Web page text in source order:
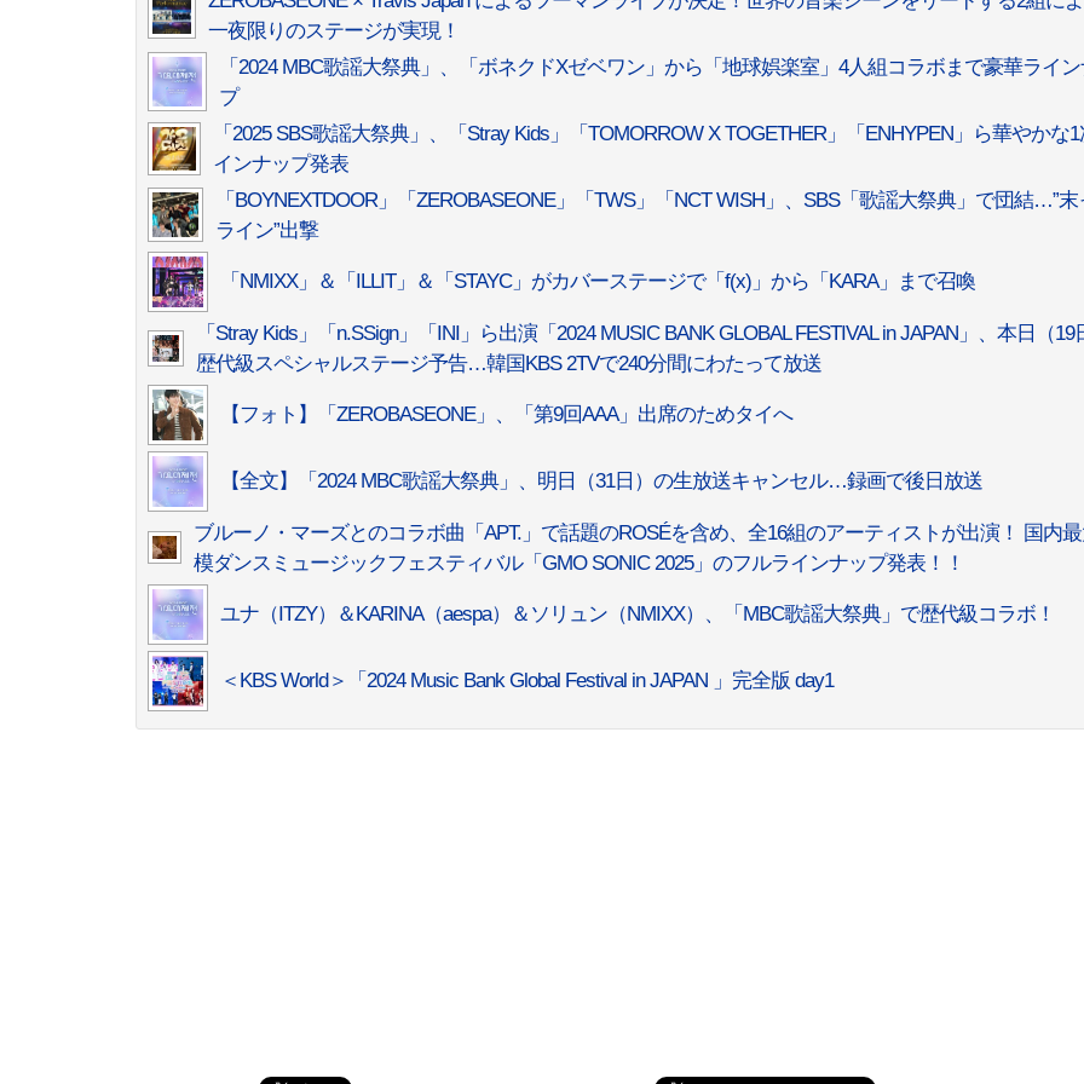
一夜限りのステージが実現！
「2024 MBC歌謡大祭典」、「ボネクドXゼベワン」から「地球娯楽室」4人組コラボまで豪華ライン
プ
「2025 SBS歌謡大祭典」、「Stray Kids」「TOMORROW X TOGETHER」「ENHYPEN」ら華やかな1
インナップ発表
「BOYNEXTDOOR」「ZEROBASEONE」「TWS」「NCT WISH」、SBS「歌謡大祭典」で団結…”末
ライン”出撃
「NMIXX」＆「ILLIT」＆「STAYC」がカバーステージで「f(x)」から「KARA」まで召喚
「Stray Kids」「n.SSign」「INI」ら出演「2024 MUSIC BANK GLOBAL FESTIVAL in JAPAN」、本日（19
歴代級スペシャルステージ予告…韓国KBS 2TVで240分間にわたって放送
【フォト】「ZEROBASEONE」、「第9回AAA」出席のためタイへ
【全文】「2024 MBC歌謡大祭典」、明日（31日）の生放送キャンセル…録画で後日放送
ブルーノ・マーズとのコラボ曲「APT.」で話題のROSÉを含め、全16組のアーティストが出演！ 国内
模ダンスミュージックフェスティバル「GMO SONIC 2025」のフルラインナップ発表！！
ユナ（ITZY）＆KARINA（aespa）＆ソリュン（NMIXX）、「MBC歌謡大祭典」で歴代級コラボ！
＜KBS World＞「2024 Music Bank Global Festival in JAPAN 」完全版 day1